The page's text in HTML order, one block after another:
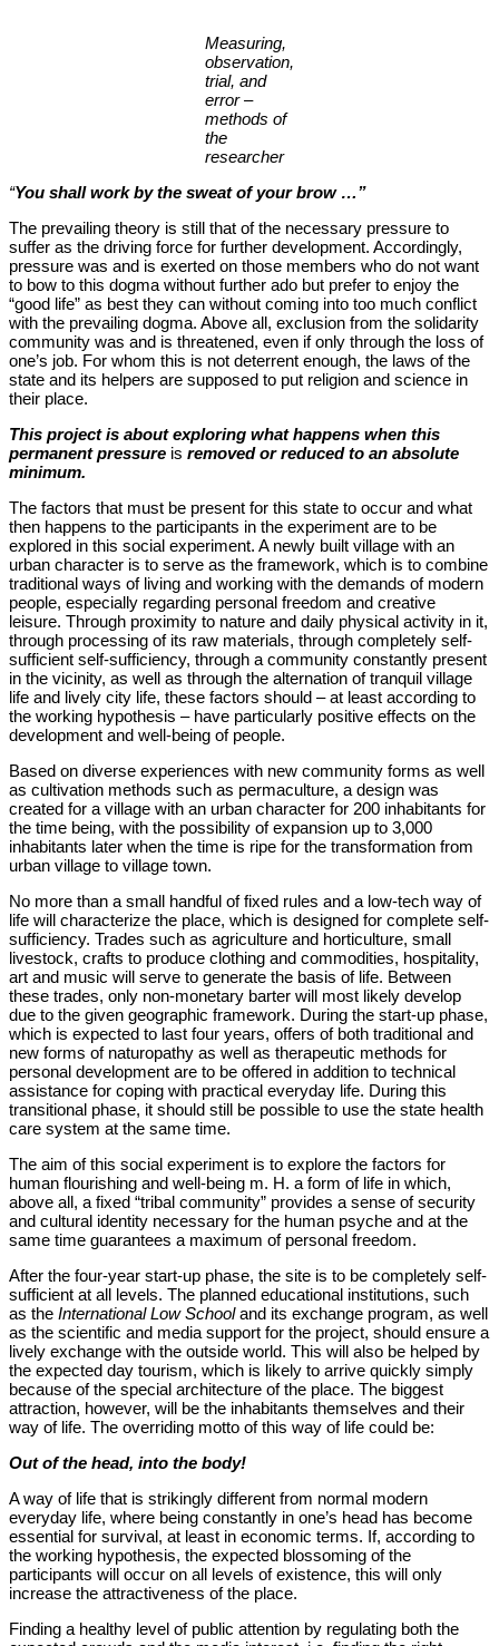
Measuring,
observation,
trial, and
error –
methods of
the
researcher
“You shall work by the sweat of your brow …”
The prevailing theory is still that of the necessary pressure to
suffer as the driving force for further development. Accordingly,
pressure was and is exerted on those members who do not want
to bow to this dogma without further ado but prefer to enjoy the
“good life” as best they can without coming into too much conflict
with the prevailing dogma. Above all, exclusion from the solidarity
community was and is threatened, even if only through the loss of
one’s job. For whom this is not deterrent enough, the laws of the
state and its helpers are supposed to put religion and science in
their place.
This project is about exploring what happens when this
permanent pressure is removed or reduced to an absolute
minimum.
The factors that must be present for this state to occur and what
then happens to the participants in the experiment are to be
explored in this social experiment. A newly built village with an
urban character is to serve as the framework, which is to combine
traditional ways of living and working with the demands of modern
people, especially regarding personal freedom and creative
leisure. Through proximity to nature and daily physical activity in it,
through processing of its raw materials, through completely self-
sufficient self-sufficiency, through a community constantly present
in the vicinity, as well as through the alternation of tranquil village
life and lively city life, these factors should – at least according to
the working hypothesis – have particularly positive effects on the
development and well-being of people.
Based on diverse experiences with new community forms as well
as cultivation methods such as permaculture, a design was
created for a village with an urban character for 200 inhabitants for
the time being, with the possibility of expansion up to 3,000
inhabitants later when the time is ripe for the transformation from
urban village to village town.
No more than a small handful of fixed rules and a low-tech way of
life will characterize the place, which is designed for complete self-
sufficiency. Trades such as agriculture and horticulture, small
livestock, crafts to produce clothing and commodities, hospitality,
art and music will serve to generate the basis of life. Between
these trades, only non-monetary barter will most likely develop
due to the given geographic framework. During the start-up phase,
which is expected to last four years, offers of both traditional and
new forms of naturopathy as well as therapeutic methods for
personal development are to be offered in addition to technical
assistance for coping with practical everyday life. During this
transitional phase, it should still be possible to use the state health
care system at the same time.
The aim of this social experiment is to explore the factors for
human flourishing and well-being m. H. a form of life in which,
above all, a fixed “tribal community” provides a sense of security
and cultural identity necessary for the human psyche and at the
same time guarantees a maximum of personal freedom.
After the four-year start-up phase, the site is to be completely self-
sufficient at all levels. The planned educational institutions, such
as the International Low Schooland its exchange program, as well
as the scientific and media support for the project, should ensure a
lively exchange with the outside world. This will also be helped by
the expected day tourism, which is likely to arrive quickly simply
because of the special architecture of the place. The biggest
attraction, however, will be the inhabitants themselves and their
way of life. The overriding motto of this way of life could be:
Out of the head, into the body!
A way of life that is strikingly different from normal modern
everyday life, where being constantly in one’s head has become
essential for survival, at least in economic terms. If, according to
the working hypothesis, the expected blossoming of the
participants will occur on all levels of existence, this will only
increase the attractiveness of the place.
Finding a healthy level of public attention by regulating both the